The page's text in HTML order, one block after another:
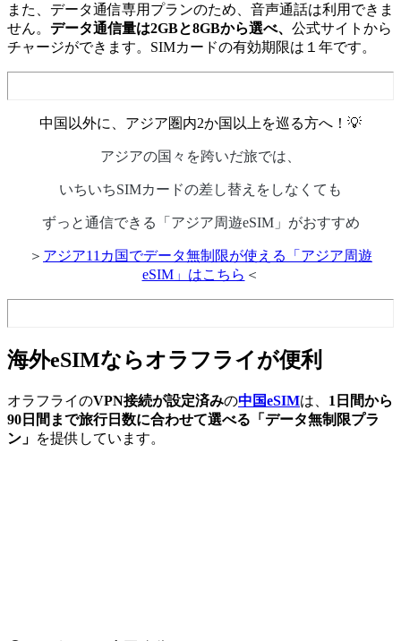
また、データ通信専用プランのため、音声通話は利用できま
せん。 データ通信量は2GBと8GBから選べ、 公式サイトから
チャージができます。SIMカードの有効期限は１年です。
中国以外に、アジア圏内2か国以上を巡る方へ！💡
アジアの国々を跨いだ旅では、
いちいちSIMカードの差し替えをしなくても
ずっと通信できる「アジア周遊eSIM」がおすすめ
＞ アジア11カ国でデータ無制限が使える「アジア周遊
eSIM」はこちら ＜
海外eSIMならオラフライが便利
オラフライのVPN接続が設定済みの中国eSIMは、 1日間から
90日間まで旅行日数に合わせて選べる「データ無制限プラ
ン」 を提供しています。